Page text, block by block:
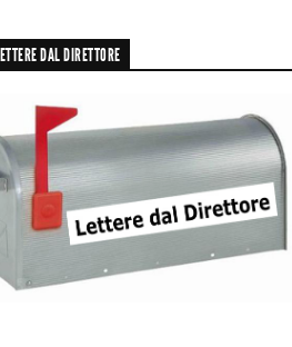
DAL DIRETTORE